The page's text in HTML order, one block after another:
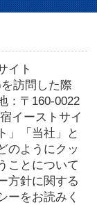
イト
訪問した際
：〒160-0022
イーストサイ
」「当社」と
のようにクッ
ことについて
方針に関する
ーをお読みく